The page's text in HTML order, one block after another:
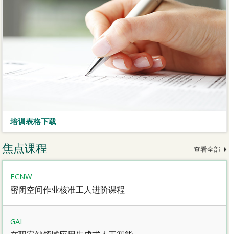
培训表格下载
焦点课程 查看全部
ECNW
密闭空间作业核准工人进阶课程
GAI